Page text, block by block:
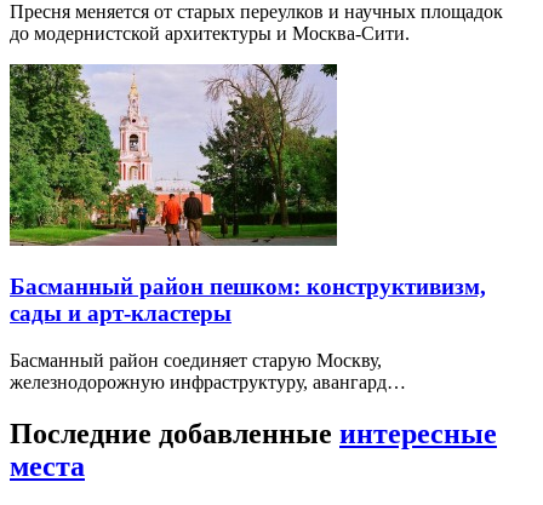
Пресня меняется от старых переулков и научных площадок
до модернистской архитектуры и Москва-Сити.
Басманный район пешком: конструктивизм,
сады и арт-кластеры
Басманный район соединяет старую Москву,
железнодорожную инфраструктуру, авангард…
Последние добавленные интересные
места